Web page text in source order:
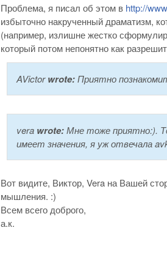
Проблема, я писал об этом в http://
избыточно накрученный драматизм,
(например, излишне жестко
который потом непонятно как
AVictorwrote:Приятно
vera wrote:Мне тоже приятно:).
имеет значения, я уж отвечала
Вот видите, Виктор, Vera на Вашей
мышления. :)
Всем всего доброго,
а.к.